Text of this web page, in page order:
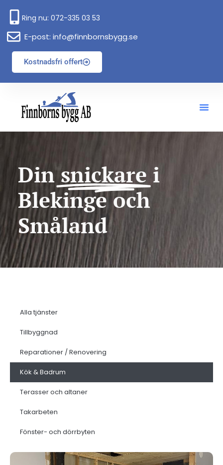
Ring nu: 072-335 03 53
E-post: info@finnbornsbygg.se
Kostnadsfri offert
Din snickare i
Blekinge och
Småland
Alla tjänster
Tillbyggnad
Reparationer / Renovering
Kök & Badrum
Terasser och altaner
Takarbeten
Fönster- och dörrbyten